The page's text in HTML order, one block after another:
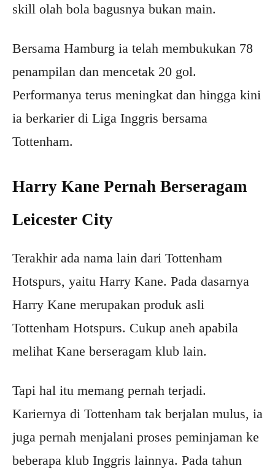
skill olah bola bagusnya bukan main.
Bersama Hamburg ia telah membukukan 78
penampilan dan mencetak 20 gol.
Performanya terus meningkat dan hingga kini
ia berkarier di Liga Inggris bersama
Tottenham.
Harry Kane Pernah Berseragam
Leicester City
Terakhir ada nama lain dari Tottenham
Hotspurs, yaitu Harry Kane. Pada dasarnya
Harry Kane merupakan produk asli
Tottenham Hotspurs. Cukup aneh apabila
melihat Kane berseragam klub lain.
Tapi hal itu memang pernah terjadi.
Kariernya di Tottenham tak berjalan mulus, ia
juga pernah menjalani proses peminjaman ke
beberapa klub Inggris lainnya. Pada tahun